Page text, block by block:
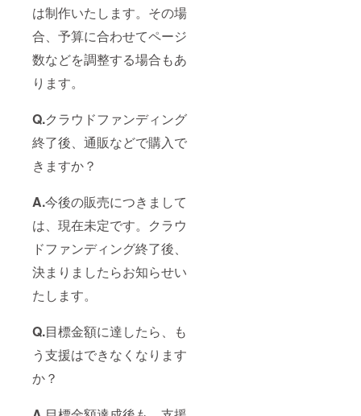
は制作いたします。その場
合、予算に合わせてページ
数などを調整する場合もあ
ります。
Q.クラウドファンディング
終了後、通販などで購入で
きますか？
A.今後の販売につきまして
は、現在未定です。クラウ
ドファンディング終了後、
決まりましたらお知らせい
たします。
Q.目標金額に達したら、も
う支援はできなくなります
か？